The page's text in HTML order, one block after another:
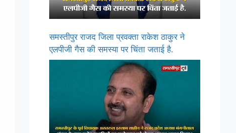
समस्तीपुर राजद जिला प्रवक्ता राकेश ठाकुर ने
एलपीजी गैस की समस्या पर चिंता जताई है.